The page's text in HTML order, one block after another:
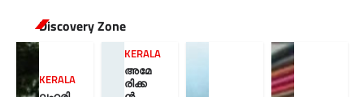
Discovery Zone
KERALA
KERALA
അമേ
രിക്ക